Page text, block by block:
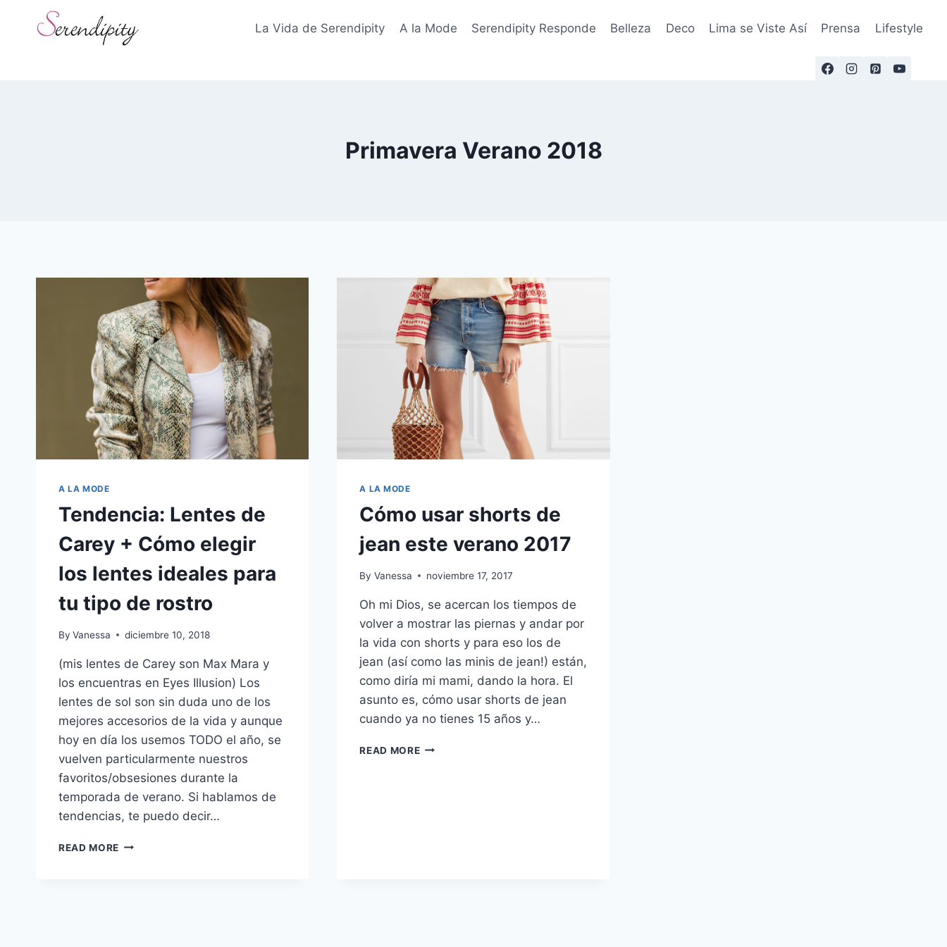
La Vida de Serendipity A la Mode Serendipity Responde Belleza Deco Lima se Viste Así Prensa Lifestyle
Primavera Verano 2018
A LA MODE
Tendencia: Lentes de
Carey + Cómo elegir
los lentes ideales para
tu tipo de rostro
By Vanessa diciembre 10, 2018
(mis lentes de Carey son Max Mara y
los encuentras en Eyes Illusion) Los
lentes de sol son sin duda uno de los
mejores accesorios de la vida y aunque
hoy en día los usemos TODO el año, se
vuelven particularmente nuestros
favoritos/obsesiones durante la
temporada de verano. Si hablamos de
tendencias, te puedo decir…
READ MORE TENDENCIA:
A LA MODE
Cómo usar shorts de
jean este verano 2017
By Vanessa noviembre 17, 2017
Oh mi Dios, se acercan los tiempos de
volver a mostrar las piernas y andar por
la vida con shorts y para eso los de
jean (así como las minis de jean!) están,
como diría mi mami, dando la hora. El
asunto es, cómo usar shorts de jean
cuando ya no tienes 15 años y…
READ MORECÓMO